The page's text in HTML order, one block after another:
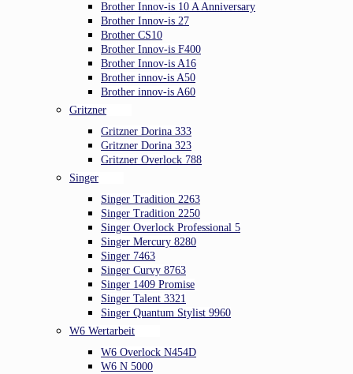
Brother Innov-is 10 A Anniversary
Brother Innov-is 27
Brother CS10
Brother Innov-is F400
Brother Innov-is A16
Brother innov-is A50
Brother innov-is A60
Gritzner
Gritzner Dorina 333
Gritzner Dorina 323
Gritzner Overlock 788
Singer
Singer Tradition 2263
Singer Tradition 2250
Singer Overlock Professional 5
Singer Mercury 8280
Singer 7463
Singer Curvy 8763
Singer 1409 Promise
Singer Talent 3321
Singer Quantum Stylist 9960
W6 Wertarbeit
W6 Overlock N454D
W6 N 5000